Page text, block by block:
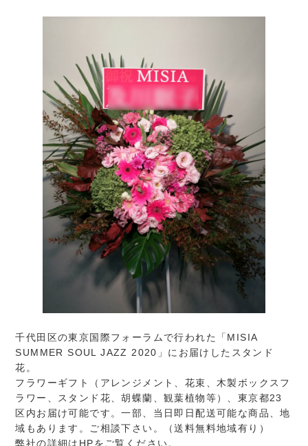
千代田区の東京国際フォーラムで行われた「MISIA
SUMMER SOUL JAZZ 2020」にお届けしたスタンド
花。
フラワーギフト（アレンジメント、花束、木製ボックスフ
ラワー、スタンド花、胡蝶蘭、観葉植物等）、東京都23
区内お届け可能です。一部、当日即日配送可能な商品、地
域もあります。ご相談下さい。（送料無料地域有り）
弊社の詳細はHPをご覧ください。